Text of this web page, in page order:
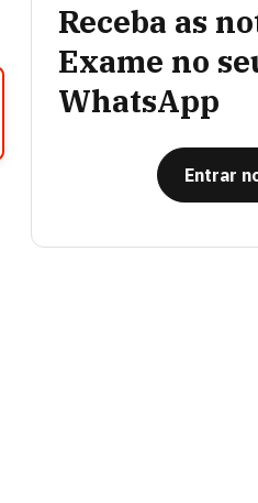
Receba as
Exame no
WhatsApp
Entrar